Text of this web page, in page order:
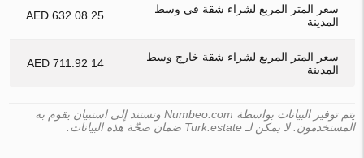
سعر المتر المربع لشراء شقة في وسط
المدينة
25 632.08 AED
سعر المتر المربع لشراء شقة خارج وسط
المدينة
14 711.92 AED
يتم توفير البيانات بواسطة Numbeo.com وتستند إلى استبيان يقوم به
المستخدمون. لا يمكن لـ Turk.estate ضمان صحّة هذه البيانات.